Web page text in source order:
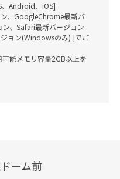
Android、iOS]
、GoogleChrome最新バ
、Safari最新バージョン
ョン(Windowsのみ) ]でご
能メモリ容量2GB以上を
ーム前